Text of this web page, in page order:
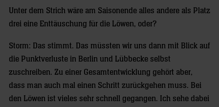
Unter dem Strich wäre am Saisonende alles andere als Platz
drei eine Enttäuschung für die Löwen, oder?
Storm: Das stimmt. Das müssten wir uns dann mit Blick auf
die Punktverluste in Berlin und Lübbecke selbst
zuschreiben. Zu einer Gesamtentwicklung gehört aber,
dass man auch mal einen Schritt zurückgehen muss. Bei
den Löwen ist vieles sehr schnell gegangen. Ich sehe dabei